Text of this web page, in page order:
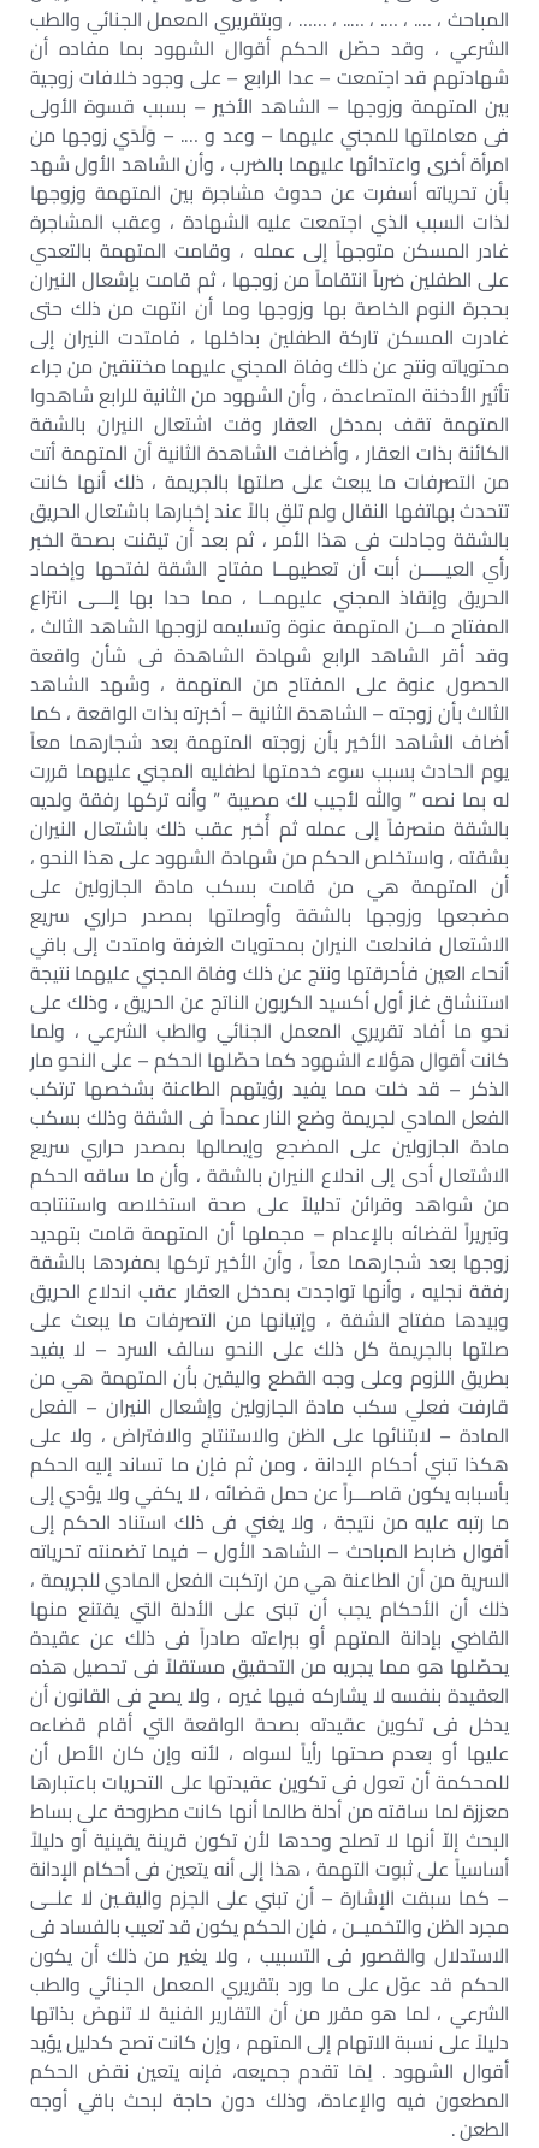
المباحث ، …. ، …. ، ….. ، …… ، وبتقريري المعمل الجنائي والطب
الشرعي ، وقد حصّل الحكم أقوال الشهود بما مفاده أن
شهادتهم قد اجتمعت – عدا الرابع – على وجود خلافات زوجية
بين المتهمة وزوجها – الشاهد الأخير – بسبب قسوة الأولى
فى معاملتها للمجني عليهما – وعد و …. – وَلَدَي زوجها من
امرأة أخرى واعتدائها عليهما بالضرب ، وأن الشاهد الأول شهد
بأن تحرياته أسفرت عن حدوث مشاجرة بين المتهمة وزوجها
لذات السبب الذي اجتمعت عليه الشهادة ، وعقب المشاجرة
غادر المسكن متوجهاً إلى عمله ، وقامت المتهمة بالتعدي
على الطفلين ضرباً انتقاماً من زوجها ، ثم قامت بإشعال النيران
بحجرة النوم الخاصة بها وزوجها وما أن انتهت من ذلك حتى
غادرت المسكن تاركة الطفلين بداخلها ، فامتدت النيران إلى
محتوياته ونتج عن ذلك وفاة المجني عليهما مختنقين من جراء
تأثير الأدخنة المتصاعدة ، وأن الشهود من الثانية للرابع شاهدوا
المتهمة تقف بمدخل العقار وقت اشتعال النيران بالشقة
الكائنة بذات العقار ، وأضافت الشاهدة الثانية أن المتهمة أتت
من التصرفات ما يبعث على صلتها بالجريمة ، ذلك أنها كانت
تتحدث بهاتفها النقال ولم تلقِ بالاً عند إخبارها باشتعال الحريق
بالشقة وجادلت فى هذا الأمر ، ثم بعد أن تيقنت بصحة الخبر
رأي العيـــــن أبت أن تعطيهــا مفتاح الشقة لفتحها وإخماد
الحريق وإنقاذ المجني عليهمــا ، مما حدا بها إلـــى انتزاع
المفتاح مـــن المتهمة عنوة وتسليمه لزوجها الشاهد الثالث ،
وقد أقر الشاهد الرابع شهادة الشاهدة فى شأن واقعة
الحصول عنوة على المفتاح من المتهمة ، وشهد الشاهد
الثالث بأن زوجته – الشاهدة الثانية – أخبرته بذات الواقعة ، كما
أضاف الشاهد الأخير بأن زوجته المتهمة بعد شجارهما معاً
يوم الحادث بسبب سوء خدمتها لطفليه المجني عليهما قررت
له بما نصه ” والله لأجيب لك مصيبة ” وأنه تركها رفقة ولديه
بالشقة منصرفاً إلى عمله ثم أٌخبر عقب ذلك باشتعال النيران
بشقته ، واستخلص الحكم من شهادة الشهود على هذا النحو ،
أن المتهمة هي من قامت بسكب مادة الجازولين على
مضجعها وزوجها بالشقة وأوصلتها بمصدر حراري سريع
الاشتعال فاندلعت النيران بمحتويات الغرفة وامتدت إلى باقي
أنحاء العين فأحرقتها ونتج عن ذلك وفاة المجني عليهما نتيجة
استنشاق غاز أول أكسيد الكربون الناتج عن الحريق ، وذلك على
نحو ما أفاد تقريري المعمل الجنائي والطب الشرعي ، ولما
كانت أقوال هؤلاء الشهود كما حصّلها الحكم – على النحو مار
الذكر – قد خلت مما يفيد رؤيتهم الطاعنة بشخصها ترتكب
الفعل المادي لجريمة وضع النار عمداً فى الشقة وذلك بسكب
مادة الجازولين على المضجع وإيصالها بمصدر حراري سريع
الاشتعال أدى إلى اندلاع النيران بالشقة ، وأن ما ساقه الحكم
من شواهد وقرائن تدليلاً على صحة استخلاصه واستنتاجه
وتبريراً لقضائه بالإعدام – مجملها أن المتهمة قامت بتهديد
زوجها بعد شجارهما معاً ، وأن الأخير تركها بمفردها بالشقة
رفقة نجليه ، وأنها تواجدت بمدخل العقار عقب اندلاع الحريق
وبيدها مفتاح الشقة ، وإتيانها من التصرفات ما يبعث على
صلتها بالجريمة كل ذلك على النحو سالف السرد – لا يفيد
بطريق اللزوم وعلى وجه القطع واليقين بأن المتهمة هي من
قارفت فعلي سكب مادة الجازولين وإشعال النيران – الفعل
المادة – لابتنائها على الظن والاستنتاج والافتراض ، ولا على
هكذا تبني أحكام الإدانة ، ومن ثم فإن ما تساند إليه الحكم
بأسبابه يكون قاصـــراً عن حمل قضائه ، لا يكفي ولا يؤدي إلى
ما رتبه عليه من نتيجة ، ولا يغني فى ذلك استناد الحكم إلى
أقوال ضابط المباحث – الشاهد الأول – فيما تضمنته تحرياته
السرية من أن الطاعنة هي من ارتكبت الفعل المادي للجريمة ،
ذلك أن الأحكام يجب أن تبنى على الأدلة التي يقتنع منها
القاضي بإدانة المتهم أو ببراءته صادراً فى ذلك عن عقيدة
يحصّلها هو مما يجريه من التحقيق مستقلاً فى تحصيل هذه
العقيدة بنفسه لا يشاركه فيها غيره ، ولا يصح فى القانون أن
يدخل فى تكوين عقيدته بصحة الواقعة التي أقام قضاءه
عليها أو بعدم صحتها رأياً لسواه ، لأنه وإن كان الأصل أن
للمحكمة أن تعول فى تكوين عقيدتها على التحريات باعتبارها
معززة لما ساقته من أدلة طالما أنها كانت مطروحة على بساط
البحث إلاّ أنها لا تصلح وحدها لأن تكون قرينة يقينية أو دليلاً
أساسياً على ثبوت التهمة ، هذا إلى أنه يتعين فى أحكام الإدانة
– كما سبقت الإشارة – أن تبني على الجزم واليقـين لا علــى
مجرد الظن والتخميــن ، فإن الحكم يكون قد تعيب بالفساد فى
الاستدلال والقصور فى التسبيب ، ولا يغير من ذلك أن يكون
الحكم قد عوّل على ما ورد بتقريري المعمل الجنائي والطب
الشرعي ، لما هو مقرر من أن التقارير الفنية لا تنهض بذاتها
دليلاً على نسبة الاتهام إلى المتهم ، وإن كانت تصح كدليل يؤيد
أقوال الشهود . لِمَا تقدم جميعه، فإنه يتعين نقض الحكم
المطعون فيه والإعادة، وذلك دون حاجة لبحث باقي أوجه
الطعن .‏